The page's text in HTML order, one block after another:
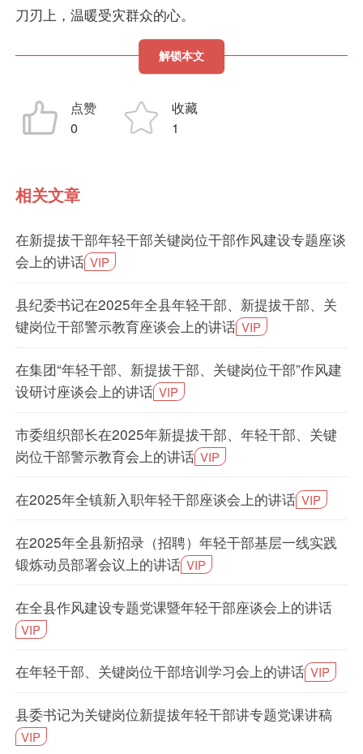
刀刃上，温暖受灾群众的心。
解锁本文
点赞
0
收藏
1
相关文章
在新提拔干部年轻干部关键岗位干部作风建设专题座谈
会上的讲话 VIP
县纪委书记在2025年全县年轻干部、新提拔干部、关
键岗位干部警示教育座谈会上的讲话 VIP
在集团“年轻干部、新提拔干部、关键岗位干部”作风建
设研讨座谈会上的讲话 VIP
市委组织部长在2025年新提拔干部、年轻干部、关键
岗位干部警示教育会上的讲话 VIP
在2025年全镇新入职年轻干部座谈会上的讲话 VIP
在2025年全县新招录（招聘）年轻干部基层一线实践
锻炼动员部署会议上的讲话 VIP
在全县作风建设专题党课暨年轻干部座谈会上的讲话
VIP
在年轻干部、关键岗位干部培训学习会上的讲话 VIP
县委书记为关键岗位新提拔年轻干部讲专题党课讲稿
VIP